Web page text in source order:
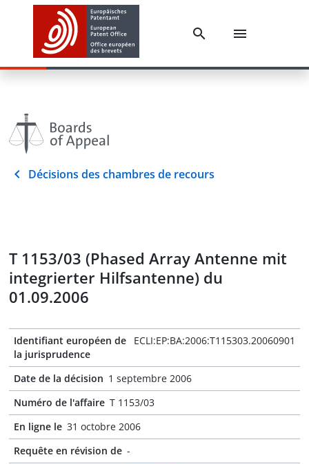
Décisions des chambres de recours
T 1153/03 (Phased Array Antenne mit
integrierter Hilfsantenne) du
01.09.2006
Identifiant européen de
la jurisprudence
ECLI:EP:BA:2006:T115303.20060901
Date de la décision 1 septembre 2006
Numéro de l'affaire T 1153/03
En ligne le 31 octobre 2006
Requête en révision de -